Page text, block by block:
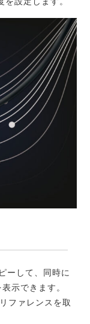
ーして、同時に
示できます。
ファレンスを取